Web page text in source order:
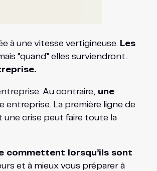
à une vitesse vertigineuse. Les
“quand” elles surviendront.
Au contraire,une
entreprise. La première ligne de
une crise peut faire toute la
commettent lorsqu’ils sont
et à mieux vous préparer à